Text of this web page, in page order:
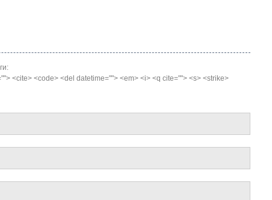
<cite> <code> <del datetime=""> <em> <i> <q cite=""> <s> <strike>